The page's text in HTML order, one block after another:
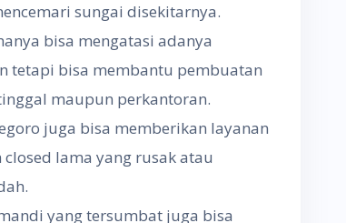
sungai disekitarnya.
bisa mengatasi adanya
tetapi bisa membantu pembuatan
maupun perkantoran.
juga bisa memberikan layanan
lama yang rusak atau
yang tersumbat juga bisa